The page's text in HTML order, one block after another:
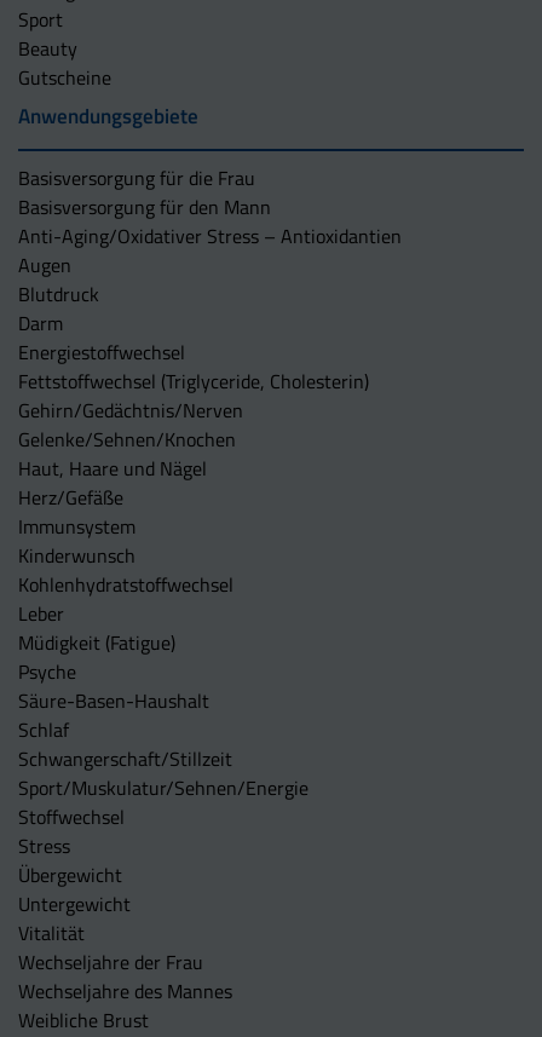
Sport
Beauty
Gutscheine
Anwendungsgebiete
Basisversorgung für die Frau
Basisversorgung für den Mann
Anti-Aging/Oxidativer Stress – Antioxidantien
Augen
Blutdruck
Darm
Energiestoffwechsel
Fettstoffwechsel (Triglyceride, Cholesterin)
Gehirn/Gedächtnis/Nerven
Gelenke/Sehnen/Knochen
Haut, Haare und Nägel
Herz/Gefäße
Immunsystem
Kinderwunsch
Kohlenhydratstoffwechsel
Leber
Müdigkeit (Fatigue)
Psyche
Säure-Basen-Haushalt
Schlaf
Schwangerschaft/Stillzeit
Sport/Muskulatur/Sehnen/Energie
Stoffwechsel
Stress
Übergewicht
Untergewicht
Vitalität
Wechseljahre der Frau
Wechseljahre des Mannes
Weibliche Brust